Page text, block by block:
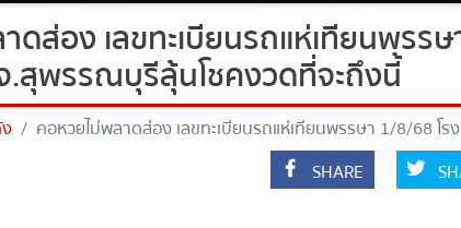
ดส่อง เลขทะเบียนรถแห่เทียนพรร
.สุพรรณบุรีลุ้นโชคงวดที่จะถึงนี้
คอหวยไม่พลาดส่อง เลขทะเบียนรถแห่เทียนพรรษา 1/8/68 โรง
SHARE